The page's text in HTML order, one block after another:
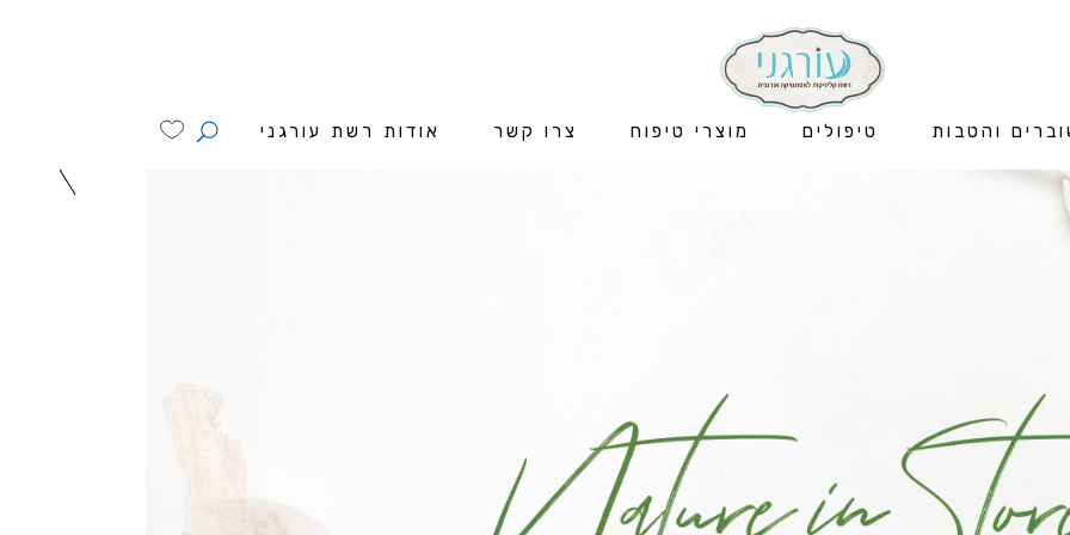
אודות רשת עורגני צרו קשר מוצרי טיפוח טיפולים והטבות